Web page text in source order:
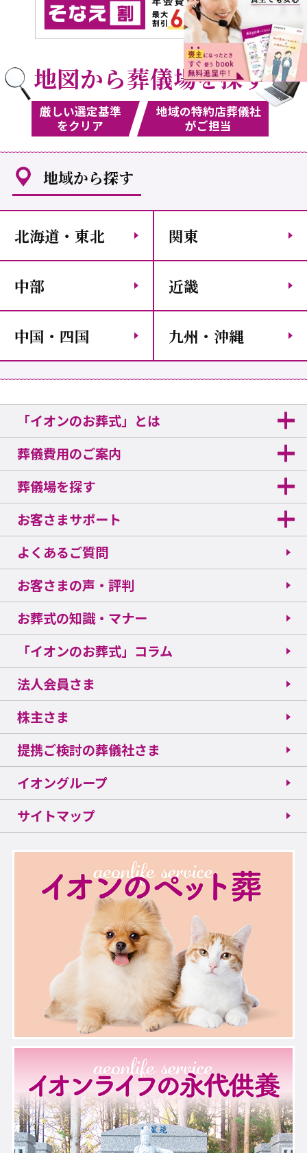
地図から葬儀場を探す
厳しい選定基準
をクリア
地域の特約店葬儀社
がご担当
地域から探す
北海道・東北 関東
中部 近畿
中国・四国 九州・沖縄
「イオンのお葬式」とは
葬儀費用のご案内
葬儀場を探す
お客さまサポート
よくあるご質問
お客さまの声・評判
お葬式の知識・マナー
「イオンのお葬式」コラム
法人会員さま
株主さま
提携ご検討の葬儀社さま
イオングループ
サイトマップ